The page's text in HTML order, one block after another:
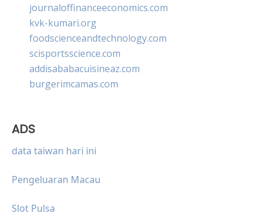
journaloffinanceeconomics.com
kvk-kumari.org
foodscienceandtechnology.com
scisportsscience.com
addisababacuisineaz.com
burgerimcamas.com
ADS
data taiwan hari ini
Pengeluaran Macau
Slot Pulsa